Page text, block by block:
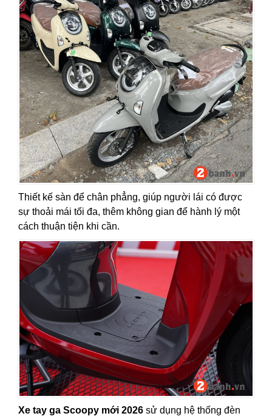
Thiết kế sàn để chân phẳng, giúp người lái có được
sự thoải mái tối đa, thêm không gian để hành lý một
cách thuận tiện khi cần.
Xe tay ga Scoopy mới 2026 sử dụng hệ thống đèn